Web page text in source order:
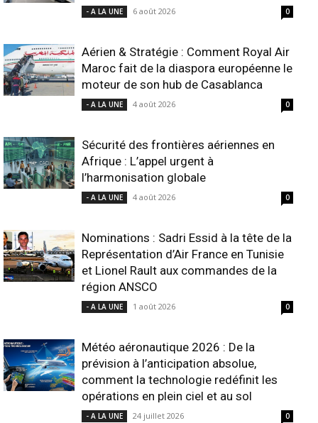
- A LA UNE 6 août 2026 0
Aérien & Stratégie : Comment Royal Air
Maroc fait de la diaspora européenne le
moteur de son hub de Casablanca
- A LA UNE 4 août 2026 0
Sécurité des frontières aériennes en
Afrique : L’appel urgent à
l’harmonisation globale
- A LA UNE 4 août 2026 0
Nominations : Sadri Essid à la tête de la
Représentation d’Air France en Tunisie
et Lionel Rault aux commandes de la
région ANSCO
- A LA UNE 1 août 2026 0
Météo aéronautique 2026 : De la
prévision à l’anticipation absolue,
comment la technologie redéfinit les
opérations en plein ciel et au sol
- A LA UNE 24 juillet 2026 0